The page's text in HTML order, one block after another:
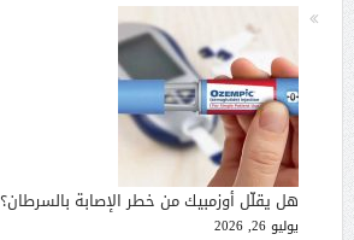
هل يقلّل أوزمبيك من خطر الإصابة بالسرطان؟
يوليو 26, 2026